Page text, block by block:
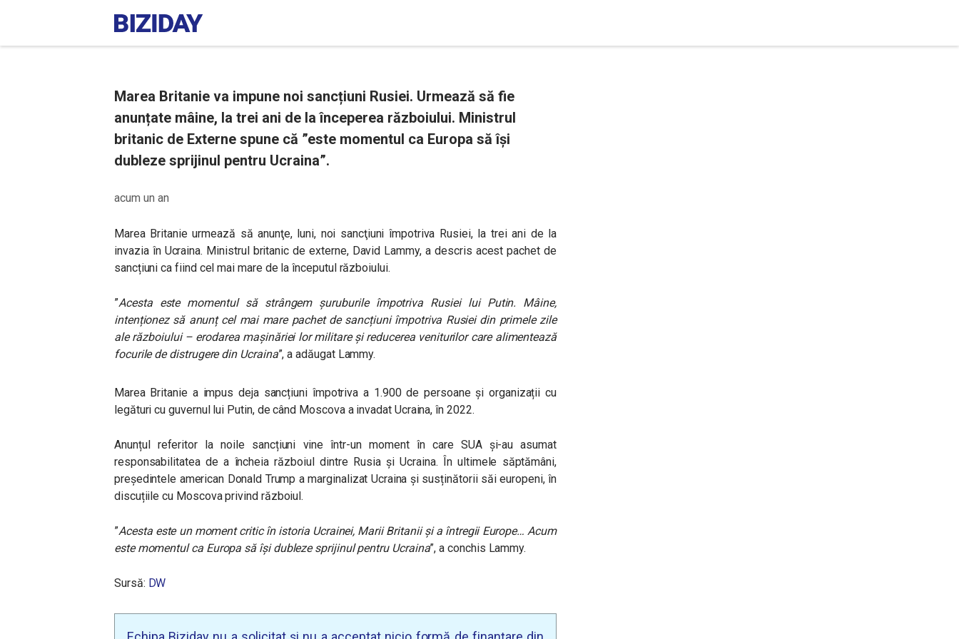
Marea Britanie va impune noi sancțiuni Rusiei. Urmează să fie
anunțate mâine, la trei ani de la începerea războiului. Ministrul
britanic de Externe spune că ”este momentul ca Europa să își
dubleze sprijinul pentru Ucraina”.
acum un an
Marea Britanie urmează să anunţe, luni, noi sancţiuni împotriva Rusiei, la trei ani de la
invazia în Ucraina. Ministrul britanic de externe, David Lammy, a descris acest pachet de
sancțiuni ca fiind cel mai mare de la începutul războiului.
”Acesta este momentul să strângem șuruburile împotriva Rusiei lui Putin. Mâine,
intenționez să anunț cel mai mare pachet de sancțiuni împotriva Rusiei din primele zile
ale războiului – erodarea mașinăriei lor militare și reducerea veniturilor care alimentează
focurile de distrugere din Ucraina”, a adăugat Lammy.
Marea Britanie a impus deja sancțiuni împotriva a 1.900 de persoane și organizații cu
legături cu guvernul lui Putin, de când Moscova a invadat Ucraina, în 2022.
Anunțul referitor la noile sancțiuni vine într-un moment în care SUA și-au asumat
responsabilitatea de a încheia războiul dintre Rusia și Ucraina. În ultimele săptămâni,
președintele american Donald Trump a marginalizat Ucraina și susținătorii săi europeni, în
discuțiile cu Moscova privind războiul.
”Acesta este un moment critic în istoria Ucrainei, Marii Britanii și a întregii Europe… Acum
este momentul ca Europa să își dubleze sprijinul pentru Ucraina”, a conchis Lammy.
Sursă: DW